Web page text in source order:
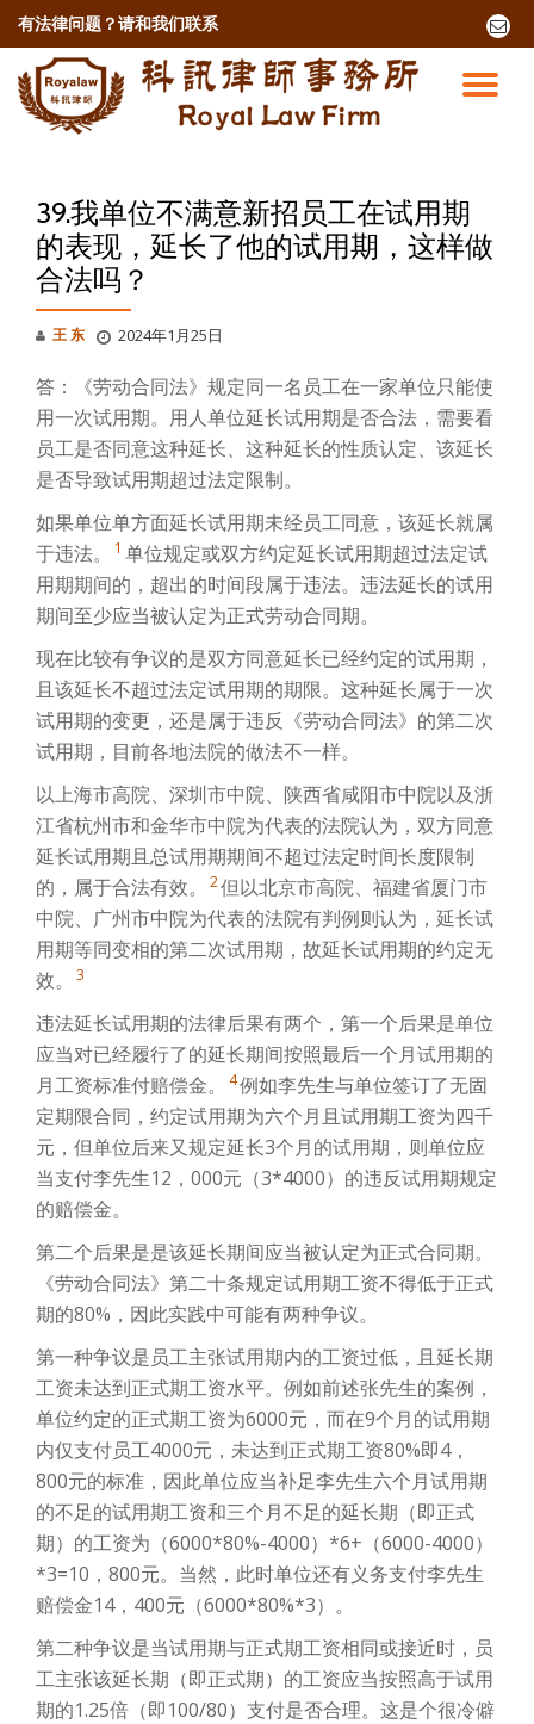
有法律问题？请和我们联系
fa-
o
切
航
39.我单位不满意新招员工在试用期
的表现，延长了他的试用期，这样做
合法吗？
王 东 2024年1月25日
答：《劳动合同法》规定同一名员工在一家单位只能使
用一次试用期。用人单位延长试用期是否合法，需要看
员工是否同意这种延长、这种延长的性质认定、该延长
是否导致试用期超过法定限制。
如果单位单方面延长试用期未经员工同意，该延长就属
于违法。
1 单位规定或双方约定延长试用期超过法定试
用期期间的，超出的时间段属于违法。违法延长的试用
期间至少应当被认定为正式劳动合同期。
现在比较有争议的是双方同意延长已经约定的试用期，
且该延长不超过法定试用期的期限。这种延长属于一次
试用期的变更，还是属于违反《劳动合同法》的第二次
试用期，目前各地法院的做法不一样。
以上海市高院、深圳市中院、陕西省咸阳市中院以及浙
江省杭州市和金华市中院为代表的法院认为，双方同意
延长试用期且总试用期期间不超过法定时间长度限制
的，属于合法有效。
2但以北京市高院、福建省厦门市
中院、广州市中院为代表的法院有判例则认为，延长试
用期等同变相的第二次试用期，故延长试用期的约定无
效。
3
违法延长试用期的法律后果有两个，第一个后果是单位
应当对已经履行了的延长期间按照最后一个月试用期的
月工资标准付赔偿金。
4例如李先生与单位签订了无固
定期限合同，约定试用期为六个月且试用期工资为四千
元，但单位后来又规定延长3个月的试用期，则单位应
当支付李先生12，000元（3*4000）的违反试用期规定
的赔偿金。
第二个后果是是该延长期间应当被认定为正式合同期。
《劳动合同法》第二十条规定试用期工资不得低于正式
期的80%，因此实践中可能有两种争议。
第一种争议是员工主张试用期内的工资过低，且延长期
工资未达到正式期工资水平。例如前述张先生的案例，
单位约定的正式期工资为6000元，而在9个月的试用期
内仅支付员工4000元，未达到正式期工资80%即4，
800元的标准，因此单位应当补足李先生六个月试用期
的不足的试用期工资和三个月不足的延长期（即正式
期）的工资为（6000*80%-4000）*6+（6000-4000）
*3=10，800元。当然，此时单位还有义务支付李先生
赔偿金14，400元（6000*80%*3）。
第二种争议是当试用期与正式期工资相同或接近时，员
工主张该延长期（即正式期）的工资应当按照高于试用
期的1.25倍（即100/80）支付是否合理。这是个很冷僻